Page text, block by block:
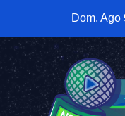
contenido
Dom. Ago